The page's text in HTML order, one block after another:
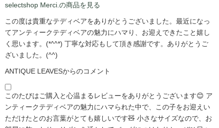
selectshop Merci.の商品を見る
この度は貴重なテディベアをありがとうございました。最近になっ
てアンティークテディベアの魅力にハマり、お迎えできたこと嬉し
く思います。(*^^*) 丁寧な対応もして頂き感謝です。ありがとうご
ざいました。(^^)
ANTIQUE LEAVESからのコメント
このたびはご購入と心温まるレビューをありがとうございます😊 ア
ンティークテディベアの魅力にハマられた中で、この子をお迎えい
ただけたとのお言葉がとても嬉しいです🧸 小さなサイズなので、お